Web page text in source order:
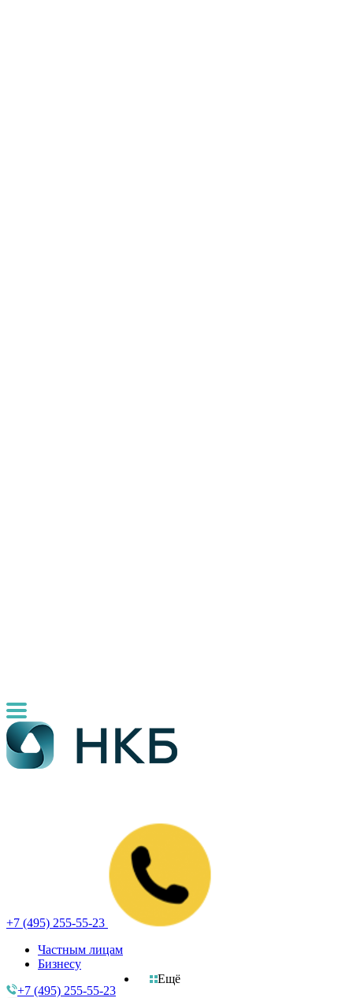
+7 (495) 255-55-23
Частным лицам
Бизнесу
Ещё
+7 (495) 255-55-23